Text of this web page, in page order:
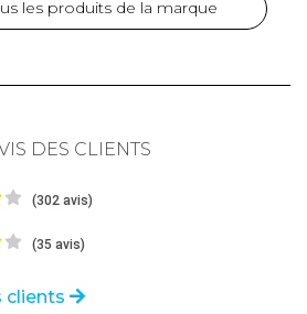
les produits de la marque
DES CLIENTS
(302 avis)
(35 avis)
clients